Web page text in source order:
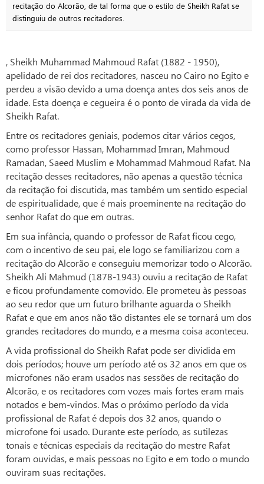
recitação do Alcorão, de tal forma que o estilo de Sheikh Rafat se
distinguiu de outros recitadores.
, Sheikh Muhammad Mahmoud Rafat (1882 - 1950),
apelidado de rei dos recitadores, nasceu no Cairo no Egito e
perdeu a visão devido a uma doença antes dos seis anos de
idade. Esta doença e cegueira é o ponto de virada da vida de
Sheikh Rafat.
Entre os recitadores geniais, podemos citar vários cegos,
como professor Hassan, Mohammad Imran, Mahmoud
Ramadan, Saeed Muslim e Mohammad Mahmoud Rafat. Na
recitação desses recitadores, não apenas a questão técnica
da recitação foi discutida, mas também um sentido especial
de espiritualidade, que é mais proeminente na recitação do
senhor Rafat do que em outras.
Em sua infância, quando o professor de Rafat ficou cego,
com o incentivo de seu pai, ele logo se familiarizou com a
recitação do Alcorão e conseguiu memorizar todo o Alcorão.
Sheikh Ali Mahmud (1878-1943) ouviu a recitação de Rafat
e ficou profundamente comovido. Ele prometeu às pessoas
ao seu redor que um futuro brilhante aguarda o Sheikh
Rafat e que em anos não tão distantes ele se tornará um dos
grandes recitadores do mundo, e a mesma coisa aconteceu.
A vida profissional do Sheikh Rafat pode ser dividida em
dois períodos; houve um período até os 32 anos em que os
microfones não eram usados ​​nas sessões de recitação do
Alcorão, e os recitadores com vozes mais fortes eram mais
notados e bem-vindos. Mas o próximo período da vida
profissional de Rafat é depois dos 32 anos, quando o
microfone foi usado. Durante este período, as sutilezas
tonais e técnicas especiais da recitação do mestre Rafat
foram ouvidas, e mais pessoas no Egito e em todo o mundo
ouviram suas recitações.